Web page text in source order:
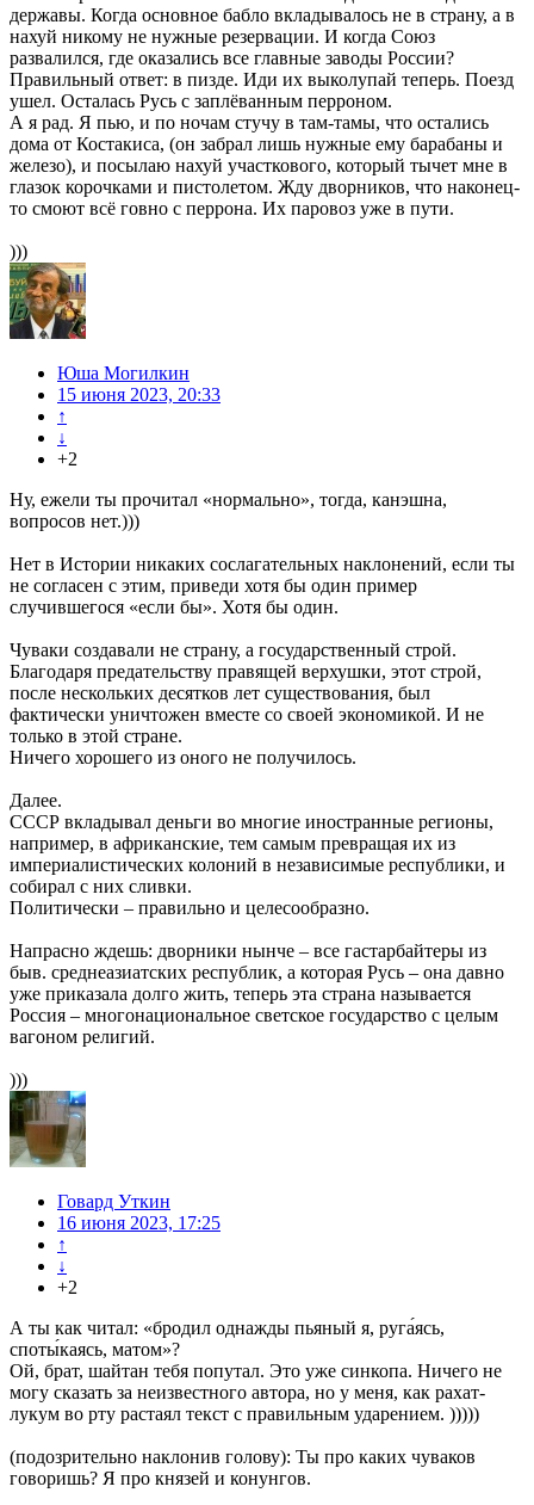
державы. Когда основное бабло вкладывалось не в страну, а в
нахуй никому не нужные резервации. И когда Союз
развалился, где оказались все главные заводы России?
Правильный ответ: в пизде. Иди их выколупай теперь. Поезд
ушел. Осталась Русь с заплёванным перроном.
А я рад. Я пью, и по ночам стучу в там-тамы, что остались
дома от Костакиса, (он забрал лишь нужные ему барабаны и
железо), и посылаю нахуй участкового, который тычет мне в
глазок корочками и пистолетом. Жду дворников, что наконец-
то смоют всё говно с перрона. Их паровоз уже в пути.
)))
Юша Могилкин
15 июня 2023, 20:33
↑
↓
+2
Ну, ежели ты прочитал «нормально», тогда, канэшна,
вопросов нет.)))
Нет в Истории никаких сослагательных наклонений, если ты
не согласен с этим, приведи хотя бы один пример
случившегося «если бы». Хотя бы один.
Чуваки создавали не страну, а государственный строй.
Благодаря предательству правящей верхушки, этот строй,
после нескольких десятков лет существования, был
фактически уничтожен вместе со своей экономикой. И не
только в этой стране.
Ничего хорошего из оного не получилось.
Далее.
СССР вкладывал деньги во многие иностранные регионы,
например, в африканские, тем самым превращая их из
империалистических колоний в независимые республики, и
собирал с них сливки.
Политически – правильно и целесообразно.
Напрасно ждешь: дворники нынче – все гастарбайтеры из
быв. среднеазиатских республик, а которая Русь – она давно
уже приказала долго жить, теперь эта страна называется
Россия – многонациональное светское государство с целым
вагоном религий.
)))
Говард Уткин
16 июня 2023, 17:25
↑
↓
+2
А ты как читал: «бродил однажды пьяный я, руга́ясь,
споты́каясь, матом»?
Ой, брат, шайтан тебя попутал. Это уже синкопа. Ничего не
могу сказать за неизвестного автора, но у меня, как рахат-
лукум во рту растаял текст с правильным ударением. )))))
(подозрительно наклонив голову): Ты про каких чуваков
говоришь? Я про князей и конунгов.